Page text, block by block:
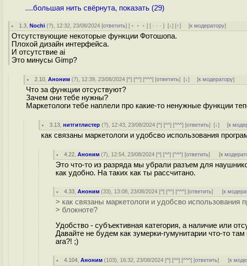
....большая нить свёрнута, показать (29)
1.3 ,Nochi (?), 12:32, 23/08/2024 [ответить] [ ﹢﹢﹢] [ · · ·][↓] [↑] [к модератору]
Отсутствующие некоторые функции Фотошопа.
Плохой дизайн интерфейса.
И отсутствие ai
Это минусы Gimp?
2.10 ,Аноним (7), 12:39, 23/08/2024 [^] [^^] [^^^] [ответить][↓] [к модератору]
Что за функции отсуствуют?
Зачем они тебе нужны?
Маркетологи тебе наплели про какие-то ненужные функции
3.13 ,нитгитлистер (?), 12:43, 23/08/2024 [^] [^^] [^^^] [ответить][↓] [к
как связаны маркетологи и удобсво использования
4.22 ,Аноним (7), 12:54, 23/08/2024 [^] [^^] [^^^] [ответить] [к
Это что-то из разряда мы убрали разъем для
как удобно. На таких как ты рассчитано.
4.33 ,Аноним (33), 13:08, 23/08/2024 [^] [^^] [^^^] [ответить] [к
> как связаны маркетологи и удобсво
> блокноте?
Удобство - субъективная категория, а наличие или
Давайте не будем как зумерки-гумунитарии что-то
ага?! ;)
4.104 ,Аноним (103), 16:32, 23/08/2024 [^] [^^] [^^^] [ответить] [к